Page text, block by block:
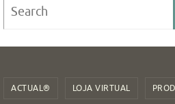
ACTUAL® LOJA VIRTUAL